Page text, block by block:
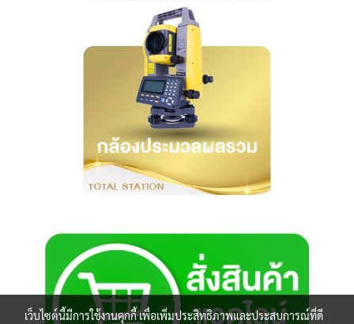
เว็บไซต์นี้มีการใช้งานคุกกี้ เพื่อเพิ่มประสิทธิภาพและประสบการณ์ที่ดี